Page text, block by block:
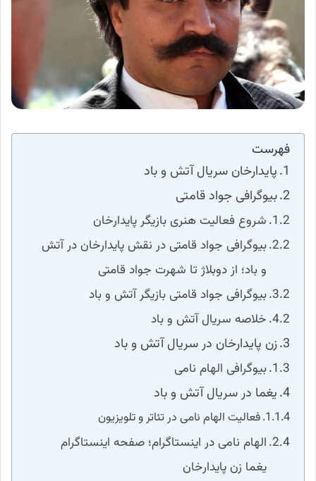
فهرست
پایدارخان سریال آتش و باد
بیوگرافی جواد قامتی
شروع فعالیت هنری بازیگر پایدارخان
بیوگرافی جواد قامتی در نقش پایدارخان در آتش
و باد؛ از دوبلاژ تا شهرت جواد قامتی
بیوگرافی جواد قامتی بازیگر آتش و باد
خلاصه سریال آتش و باد
زن پایدارخان در سریال آتش و باد
بیوگرافی الهام نامی
یغما در سریال آتش و باد
فعالیت الهام نامی در تئاتر و تلویزیون
الهام نامی در اینستاگرام؛ صفحه اینستاگرام
یغما زن پایدارخان